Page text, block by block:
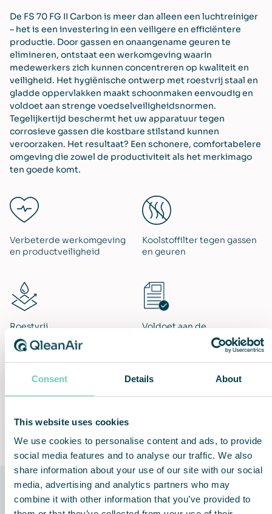
Consent Details About
This website uses cookies
We use cookies to personalise content and ads, to provide
social media features and to analyse our traffic. We also
share information about your use of our site with our social
media, advertising and analytics partners who may
combine it with other information that you’ve provided to
De FS 70 FG II Carbon is meer dan alleen een luchtreiniger
– het is een investering in een veiligere en efficiëntere
productie. Door gassen en onaangename geuren te
elimineren, ontstaat een werkomgeving waarin
medewerkers zich kunnen concentreren op kwaliteit en
veiligheid. Het hygiënische ontwerp met roestvrij staal en
gladde oppervlakken maakt schoonmaken eenvoudig en
voldoet aan strenge voedselveiligheidsnormen.
Tegelijkertijd beschermt het uw apparatuur tegen
corrosieve gassen die kostbare stilstand kunnen
veroorzaken. Het resultaat? Een schonere, comfortabelere
omgeving die zowel de productiviteit als het merkimago
ten goede komt.
Verbeterde werkomgeving
en productveiligheid
Koolstoffilter tegen gassen
en geuren
Roestvrij
Voldoet aan de
Constante
luchtstroomregeling
gebruik
De technologie achter de